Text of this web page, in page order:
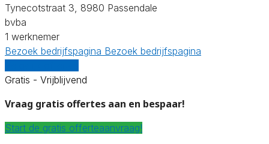
Tynecotstraat 3, 8980 Passendale
bvba
1 werknemer
Bezoek bedrijfspagina Bezoek bedrijfspagina
Gratis - Vrijblijvend
Vraag gratis offertes aan en bespaar!
Start de gratis offerteaanvraag!